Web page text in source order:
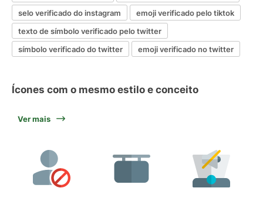
selo verificado do instagram
emoji verificado pelo tiktok
texto de símbolo verificado pelo twitter
símbolo verificado do twitter
emoji verificado no twitter
Ícones com o mesmo estilo e conceito
Ver mais